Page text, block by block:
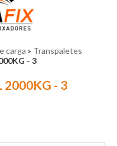
carga » Transpaletes
- 3
2000KG - 3